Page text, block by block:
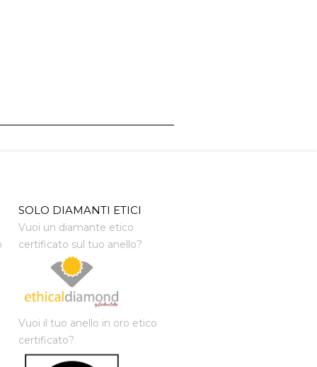
SOLO DIAMANTI ETICI
Vuoi un diamante etico
certificato sul tuo anello?
Vuoi il tuo anello in oro etico
certificato?